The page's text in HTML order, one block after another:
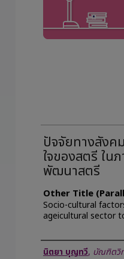
ปัจจัยทางสัง
ใจของสตรี ใน
พัฒนาสตรี
Other Title
Socio-cultural
ageicultural sector
Author
นิตยา บุญทวี, บัณฑิตวิ